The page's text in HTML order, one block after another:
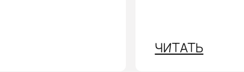
ЧИТАТЬ